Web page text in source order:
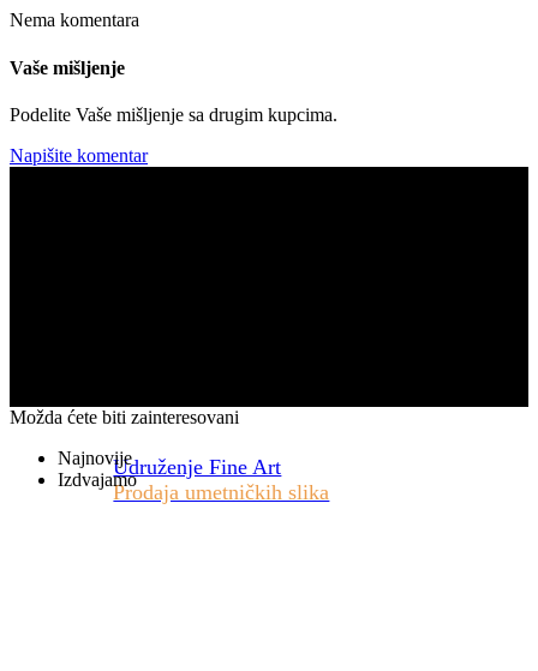
Nema komentara
Vaše mišljenje
Podelite Vaše mišljenje sa drugim kupcima.
Napišite komentar
Udruženje Fine Art
Prodaja umetničkih slika
Možda ćete biti zainteresovani
Najnovije
Izdvajamo